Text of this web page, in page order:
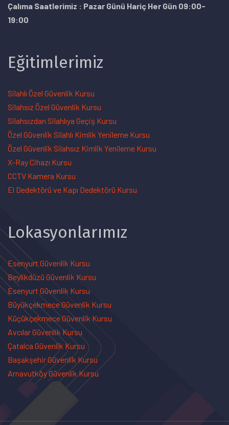
Çalıma Saatlerimiz : Pazar Günü Hariç Her Gün 09:00-
19:00
Eğitimlerimiz
Silahlı Özel Güvenlik Kursu
Silahsız Özel Güvenlik Kursu
Silahsızdan Silahlıya Geçiş Kursu
Özel Güvenlik Silahlı Kimlik Yenileme Kursu
Özel Güvenlik Silahsız Kimlik Yenileme Kursu
X-Ray Cihazı Kursu
CCTV Kamera Kursu
El Dedektörü ve Kapı Dedektörü Kursu
Lokasyonlarımız
Esenyurt Güvenlik Kursu
Beylikdüzü Güvenlik Kursu
Esenyurt Güvenlik Kursu
Büyükçekmece Güvenlik Kursu
Küçükçekmece Güvenlik Kursu
Avcılar Güvenlik Kursu
Çatalca Güvenlik Kursu
Başakşehir Güvenlik Kursu
Arnavutköy Güvenlik Kursu